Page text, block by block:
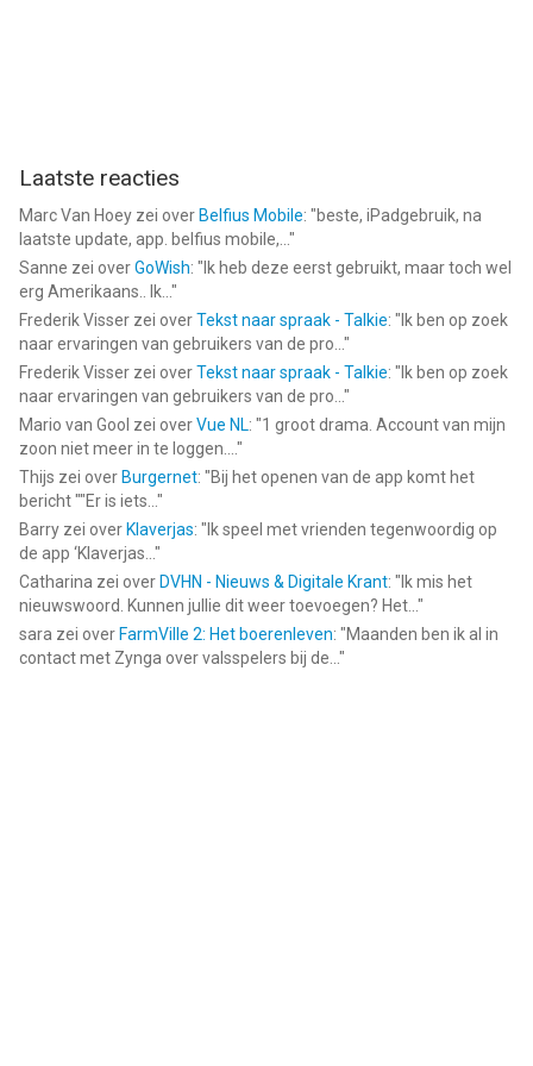
Laatste reacties
Marc Van Hoey zei over Belfius Mobile: "beste, iPadgebruik, na
laatste update, app. belfius mobile,... "
Sanne zei overGoWish: " Ik heb deze eerst gebruikt, maar toch wel
erg Amerikaans.. Ik... "
Frederik Visser zei overTekst naar spraak - Talkie: " Ik ben op zoek
naar ervaringen van gebruikers van de pro... "
Frederik Visser zei overTekst naar spraak - Talkie: " Ik ben op zoek
naar ervaringen van gebruikers van de pro... "
Mario van Gool zei overVue NL: "1 groot drama. Account van mijn
zoon niet meer in te loggen.... "
Thijs zei over Burgernet: "Bij het openen van de app komt het
bericht ""Er is iets... "
Barry zei over Klaverjas: " Ik speel met vrienden tegenwoordig op
de app ‘Klaverjas... "
Catharina zei over DVHN - Nieuws & Digitale Krant: " Ik mis het
nieuwswoord. Kunnen jullie dit weer toevoegen? Het... "
sara zei over FarmVille 2: Het boerenleven: "Maanden ben ik al in
contact met Zynga over valsspelers bij de... "